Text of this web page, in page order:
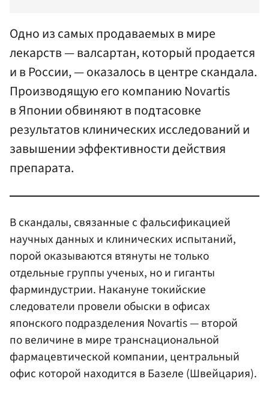
Одно из самых продаваемых в мире
лекарств — валсартан, который продается
и в России, — оказалось в центре скандала.
Производящую его компанию Novartis
в Японии обвиняют в подтасовке
результатов клинических исследований и
завышении эффективности действия
препарата.
В скандалы, связанные с фальсификацией
научных данных и клинических испытаний,
порой оказываются втянуты не только
отдельные группы ученых, но и гиганты
фарминдустрии. Накануне токийские
следователи провели обыски в офисах
японского подразделения Novartis — второй
по величине в мире транснациональной
фармацевтической компании, центральный
офис которой находится в Базеле (Швейцария).